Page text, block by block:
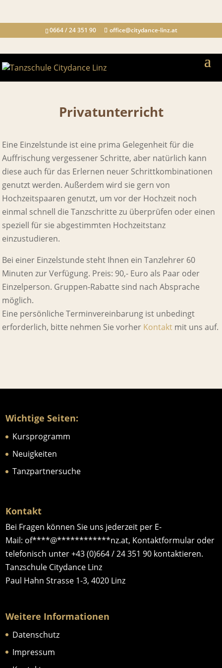
0664 / 24 351 90 office@citydance-linz.at
Privatunterricht
Eine Einzelstunde ist eine prima Gelegenheit für die
Auffrischung vergessener Schritte, aber natürlich kann
diese auch für das Erlernen neuer Schrittkombinationen
genutzt werden. Außerdem wird sie gern von
Hochzeitspaaren genutzt, um vor der Hochzeit noch
einmal schnell die Tanzschritte zu überprüfen oder einen
speziell für sie abgestimmten Hochzeitstanz
einzustudieren.
Bei einer Einzelstunde steht Ihnen ein Tanzlehrer 60
Minuten zur Verfügung. Preis: 90,- Euro als Paar oder
Einzelperson. Gruppen-Rabatte sind nach Absprache
möglich.
Eine persönliche Terminvereinbarung ist unbedingt
erforderlich, bitte nehmen Sie vorher Kontakt mit uns auf.
Wichtige Seiten:
Kursprogramm
Neuigkeiten
Tanzpartnersuche
Kontakt
Bei Fragen können Sie uns jederzeit per E-
Mail: of****@************nz.at, Kontaktformular oder
telefonisch unter+43 (0)664 / 24 351 90 kontaktieren.
Tanzschule Citydance Linz
Paul Hahn Strasse 1-3, 4020 Linz
Weitere Informationen
Datenschutz
Impressum